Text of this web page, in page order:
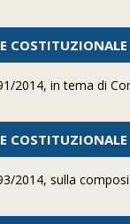
2014, in tema di
2014, sulla